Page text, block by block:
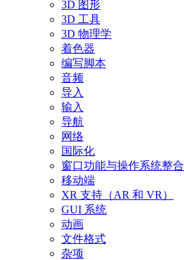
3D 图形
3D 工具
3D 物理学
着色器
编写脚本
音频
导入
输入
导航
网络
国际化
窗口功能与操作系统整合
移动端
XR 支持（AR 和 VR）
GUI 系统
动画
文件格式
杂项